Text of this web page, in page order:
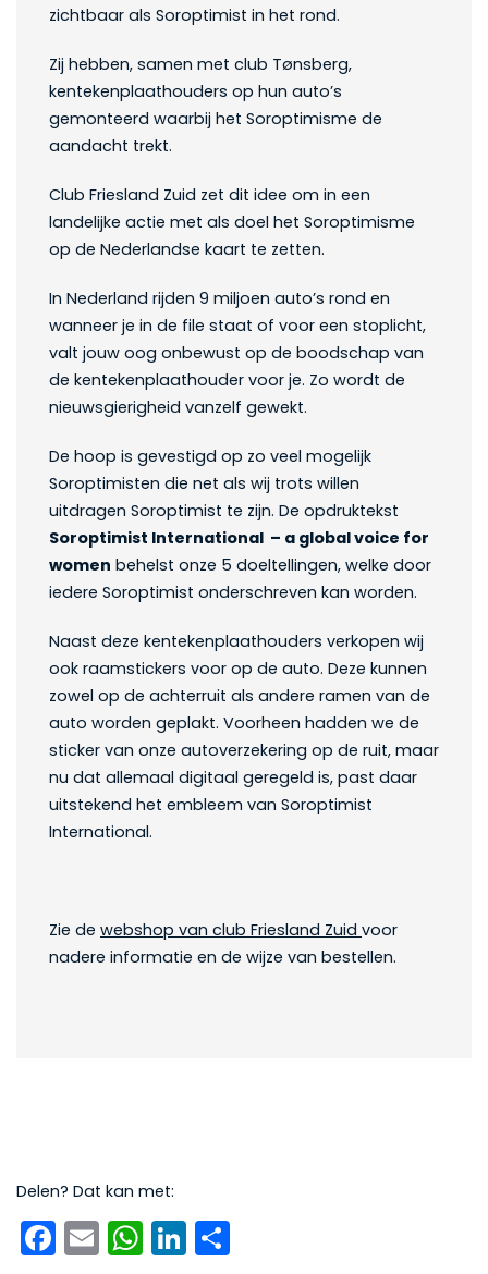
zichtbaar als Soroptimist in het rond.
Zij hebben, samen met club Tønsberg,
kentekenplaathouders op hun auto’s
gemonteerd waarbij het Soroptimisme de
aandacht trekt.
Club Friesland Zuid zet dit idee om in een
landelijke actie met als doel het Soroptimisme
op de Nederlandse kaart te zetten.
In Nederland rijden 9 miljoen auto’s rond en
wanneer je in de file staat of voor een stoplicht,
valt jouw oog onbewust op de boodschap van
de kentekenplaathouder voor je. Zo wordt de
nieuwsgierigheid vanzelf gewekt.
De hoop is gevestigd op zo veel mogelijk
Soroptimisten die net als wij trots willen
uitdragen Soroptimist te zijn. De opdruktekst
Soroptimist International – a global voice for
women behelst onze 5 doeltellingen, welke door
iedere Soroptimist onderschreven kan worden.
Naast deze kentekenplaathouders verkopen wij
ook raamstickers voor op de auto. Deze kunnen
zowel op de achterruit als andere ramen van de
auto worden geplakt. Voorheen hadden we de
sticker van onze autoverzekering op de ruit, maar
nu dat allemaal digitaal geregeld is, past daar
uitstekend het embleem van Soroptimist
International.
Zie de webshop van club Friesland Zuid voor
nadere informatie en de wijze van bestellen.
Delen? Dat kan met:
Facebook
EmailWhatsApp
LinkedIn